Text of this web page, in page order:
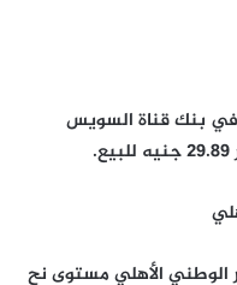
في بنك قناة السويس
الوطني الأهلي مستوى نح